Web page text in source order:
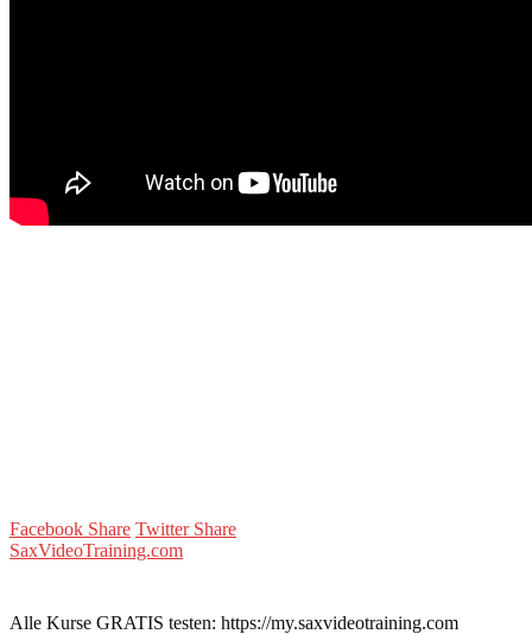
Facebook Share Twitter Share
SaxVideoTraining.com
Alle Kurse GRATIS testen: https://my.saxvideotraining.com